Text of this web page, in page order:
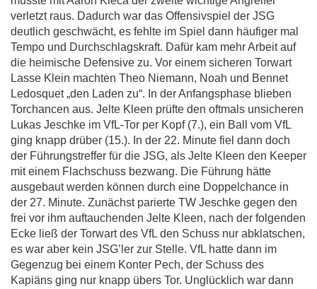
verletzt raus. Dadurch war das Offensivspiel der JSG
deutlich geschwächt, es fehlte im Spiel dann häufiger mal
Tempo und Durchschlagskraft. Dafür kam mehr Arbeit auf
die heimische Defensive zu. Vor einem sicheren Torwart
Lasse Klein machten Theo Niemann, Noah und Bennet
Ledosquet „den Laden zu“. In der Anfangsphase blieben
Torchancen aus. Jelte Kleen prüfte den oftmals unsicheren
Lukas Jeschke im VfL-Tor per Kopf (7.), ein Ball vom VfL
ging knapp drüber (15.). In der 22. Minute fiel dann doch
der Führungstreffer für die JSG, als Jelte Kleen den Keeper
mit einem Flachschuss bezwang. Die Führung hätte
ausgebaut werden können durch eine Doppelchance in
der 27. Minute. Zunächst parierte TW Jeschke gegen den
frei vor ihm auftauchenden Jelte Kleen, nach der folgenden
Ecke ließ der Torwart des VfL den Schuss nur abklatschen,
es war aber kein JSG’ler zur Stelle. VfL hatte dann im
Gegenzug bei einem Konter Pech, der Schuss des
Kapiäns ging nur knapp übers Tor. Unglücklich war dann